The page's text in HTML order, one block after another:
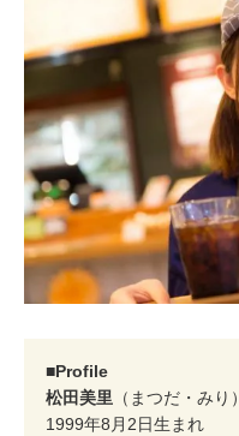
■Profile
松田美里 （まつだ・みり）
1999年8月2日生まれ